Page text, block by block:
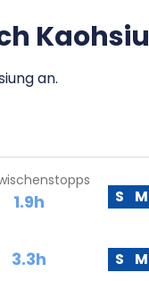
an.
1.9h S M
3.3h S M